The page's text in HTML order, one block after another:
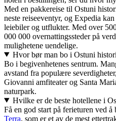
Med en pakkereise til Ostuni
neste reiseeventyr, og Expedia
leiebiler og utflukter. Med over
000 000 overnattingssteder på
mulighetene uendelige.
Hvor bør man bo i Ostuni
Bo i begivenhetenes sentrum.
avstand fra populære
Giovanni amfiteater og Santa
naturpark.
Hvilke er de beste hotellene i
Få en god start på ferieturen ved å
Terra, som er et av de mest